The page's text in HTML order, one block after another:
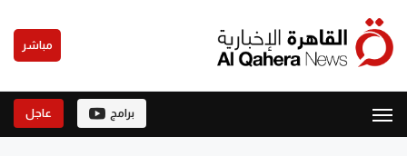
مباشر
برامج عاجل